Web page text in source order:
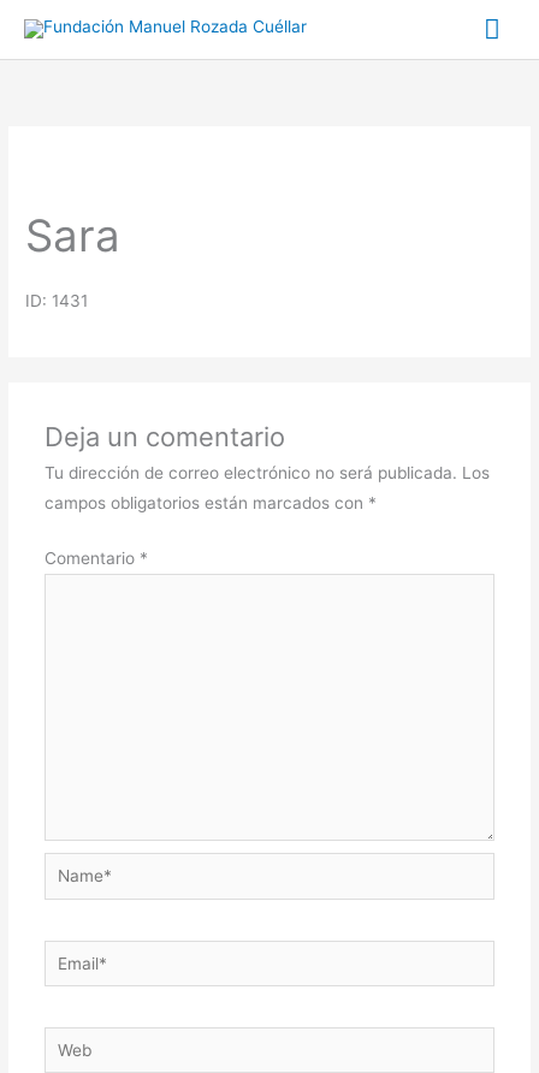
Sara
ID: 1431
Deja un comentario
Tu dirección de correo electrónico no será publicada. Los
campos obligatorios están marcados con *
Comentario *
Name*
Email*
Web